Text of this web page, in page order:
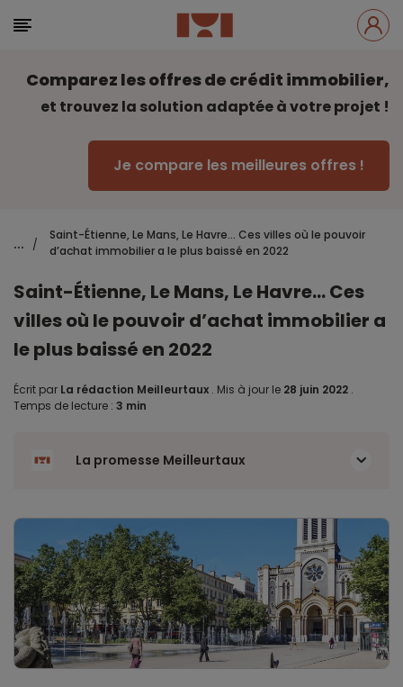
Comparez les offres de crédit immobilier,
et trouvez la solution adaptée à votre projet !
Je compare les meilleures offres !
... /
Saint-Étienne, Le Mans, Le Havre... Ces villes où le pouvoir
d’achat immobilier a le plus baissé en 2022
Saint-Étienne, Le Mans, Le Havre... Ces
villes où le pouvoir d’achat immobilier a
le plus baissé en 2022
Écrit par La rédaction Meilleurtaux . Mis à jour le 28 juin 2022 .
Temps de lecture : 3 min
La promesse Meilleurtaux